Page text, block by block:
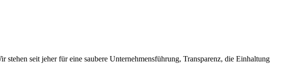
seit jeher für eine saubere Unternehmensführung, Transparenz, die Einhaltung